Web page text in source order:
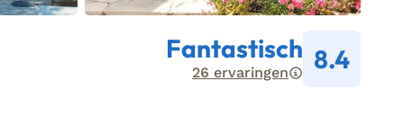
Fantastisch
26 ervaringen 8.4